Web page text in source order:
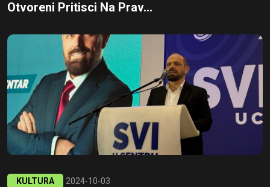
Otvoreni Pritisci Na Prav...
KULTURA 2024-10-03